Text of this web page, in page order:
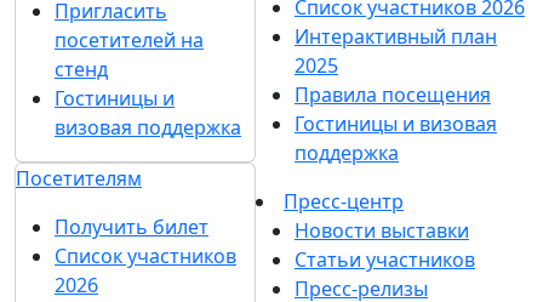
Пригласить
посетителей на
стенд
Гостиницы и
визовая поддержка
Посетителям
Получить билет
Список участников
2026
Список участников 2026
Интерактивный план
2025
Правила посещения
Гостиницы и визовая
поддержка
Пресс-центр
Новости выставки
Статьи участников
Пресс-релизы